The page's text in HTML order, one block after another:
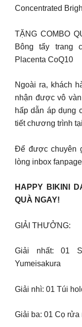
Concentrated
TẶNG COMBO
Bông tẩy trang
Placenta CoQ10
Ngoài ra, khách
nhận được vô
hấp dẫn áp dụng
tiết chương trình
Để được chuyên
lòng inbox
HAPPY BIKINI
QUÀ NGAY!
GIẢI THƯỞNG:
Giải nhất: 01
Yumeisakura
Giải nhì: 01 Túi
Giải ba: 01 Cọ rửa